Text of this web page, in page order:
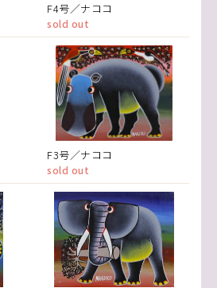
F4号／ナココ
sold out
F3号／ナココ
sold out